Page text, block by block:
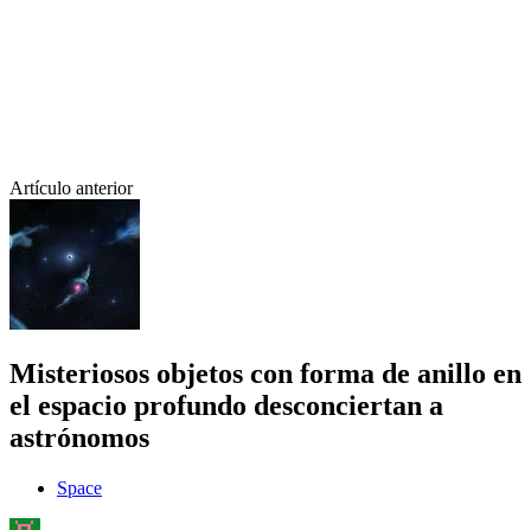
Artículo anterior
Misteriosos objetos con forma de anillo en
el espacio profundo desconciertan a
astrónomos
Space